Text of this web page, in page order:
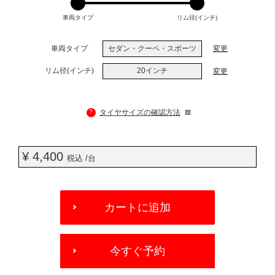
車両タイプ リム径(インチ)
車両タイプ セダン・クーペ・スポーツ 変更
リム径(インチ) 20インチ 変更
? タイヤサイズの確認方法
¥ 4,400 税込 /台
OPTIONS
カートに追加
今すぐ予約